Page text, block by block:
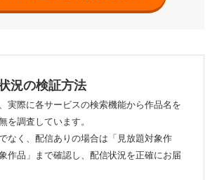
況の検証方法
実際に各サービスの検索機能から作品名を
を調査しています。
なく、配信ありの場合は「見放題対象作
作品」まで確認し、配信状況を正確にお届